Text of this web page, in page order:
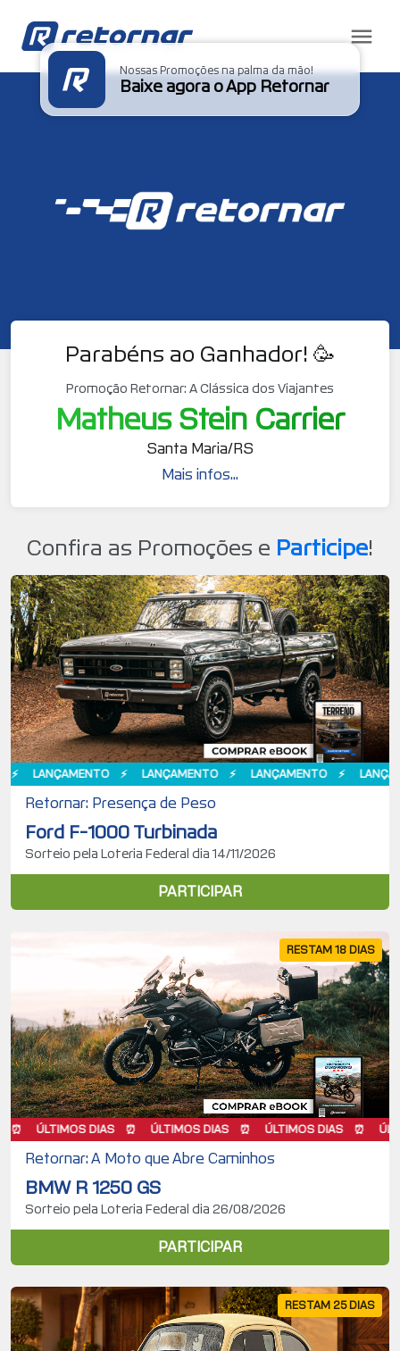
Nossas Promoções na palma da mão!
Baixe agora o App Retornar
Parabéns ao Ganhador! 🥳
Promoção Retornar: A Clássica dos Viajantes
Matheus Stein Carrier
Santa Maria/RS
Mais infos...
Confira as Promoções e Participe!
LANÇAMENTO LANÇAMENTO LANÇAMENTO
Retornar: Presença de Peso
Ford F-1000 Turbinada
Sorteio pela Loteria Federal dia 14/11/2026
PARTICIPAR
RESTAM 18 DIAS
ÚLTIMOS DIAS ÚLTIMOS DIAS ÚLTIMOS DIAS
Retornar: A Moto que Abre Caminhos
BMW R 1250 GS
Sorteio pela Loteria Federal dia 26/08/2026
PARTICIPAR
RESTAM 25 DIAS